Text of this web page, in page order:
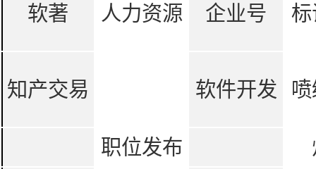
软著 人力资源 企业号
知产交易 软件开发
职位发布